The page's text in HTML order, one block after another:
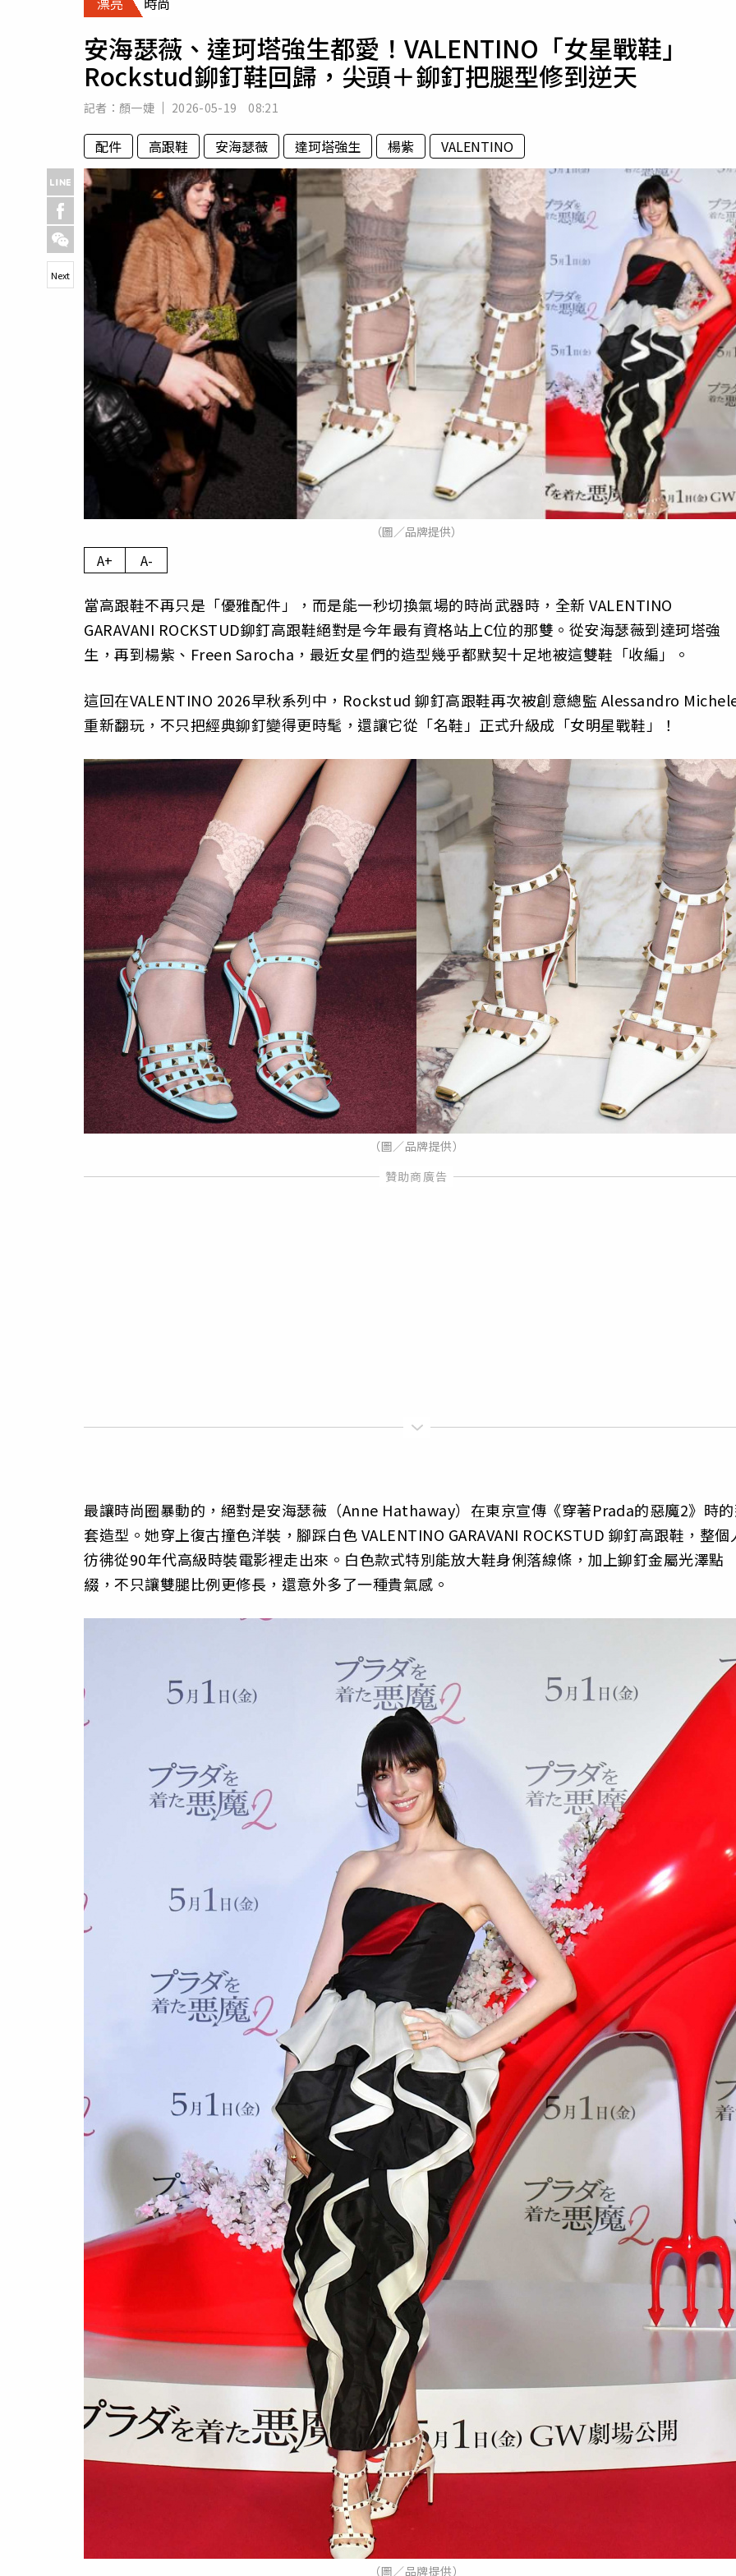
專欄
房產新勢力
運勢
運動
安海瑟薇、達珂塔強生都愛！VALENTINO「女星戰鞋」
Rockstud鉚釘鞋回歸，尖頭＋鉚釘把腿型修到逆天
記者： 顏一婕 2026-05-19 08:21
配件 高跟鞋 安海瑟薇 達珂塔強生 楊紫 VALENTINO
（圖／品牌提供）
Next
A+ A-
當高跟鞋不再只是「優雅配件」，而是能一秒切換氣場的時尚武器時，全新 VALENTINO
GARAVANI ROCKSTUD鉚釘高跟鞋絕對是今年最有資格站上C位的那雙。從安海瑟薇到達珂塔強
生，再到楊紫、Freen Sarocha，最近女星們的造型幾乎都默契十足地被這雙鞋「收編」。
這回在VALENTINO 2026早秋系列中，Rockstud 鉚釘高跟鞋再次被創意總監 Alessandro
重新翻玩，不只把經典鉚釘變得更時髦，還讓它從「名鞋」正式升級成「女明星戰鞋」！
（圖／品牌提供）
最讓時尚圈暴動的，絕對是安海瑟薇（Anne Hathaway）在東京宣傳《穿著Prada的惡魔2》時
套造型。她穿上復古撞色洋裝，腳踩白色 VALENTINO GARAVANI ROCKSTUD 鉚釘高跟鞋，整個
彷彿從90年代高級時裝電影裡走出來。白色款式特別能放大鞋身俐落線條，加上鉚釘金屬光澤點
綴，不只讓雙腿比例更修長，還意外多了一種貴氣感。
（圖／品牌提供）